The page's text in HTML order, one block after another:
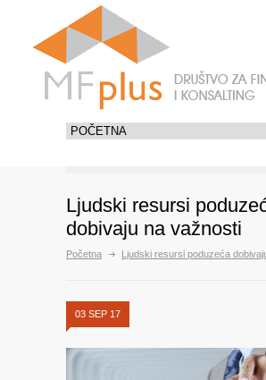
Ljudski resursi
dobivaju na važnosti
Početna Ljudski resursi poduzeća
03 SEP 17